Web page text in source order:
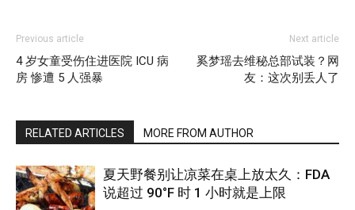
Previous article
4 岁女童受伤住进医院 ICU 病
房 惨遭 5 人强暴
Next article
奚梦瑶去维秘总部试装？网
友：这次别丢人了
RELATED ARTICLES MORE FROM AUTHOR
夏天野餐别让凉菜在桌上放太久：FDA
说超过 90°F 时 1 小时就是上限